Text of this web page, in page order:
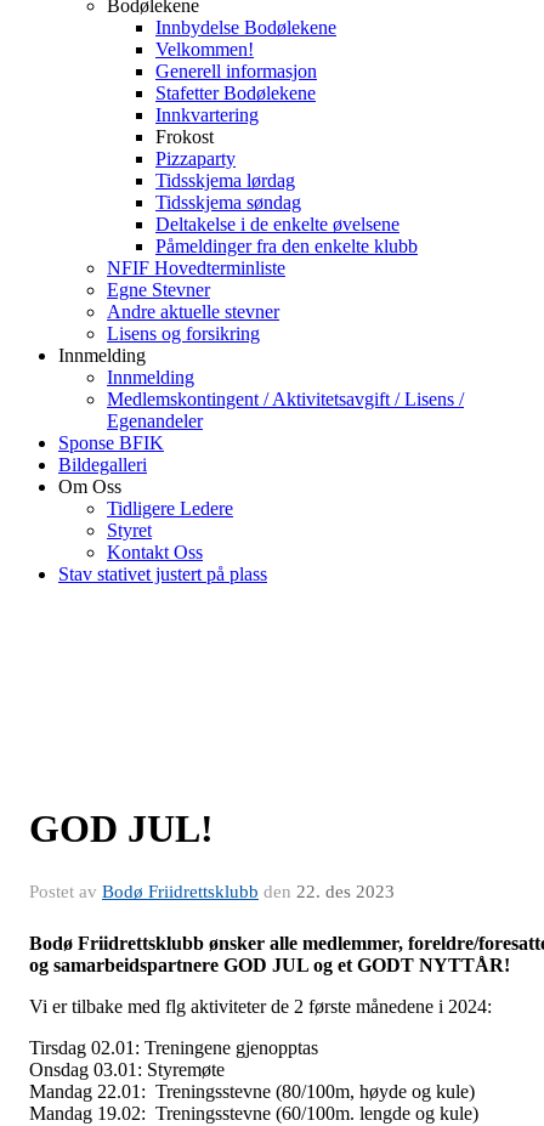
Bodølekene
Innbydelse Bodølekene
Velkommen!
Generell informasjon
Stafetter Bodølekene
Innkvartering
Frokost
Pizzaparty
Tidsskjema lørdag
Tidsskjema søndag
Deltakelse i de enkelte øvelsene
Påmeldinger fra den enkelte klubb
NFIF Hovedterminliste
Egne Stevner
Andre aktuelle stevner
Lisens og forsikring
Innmelding
Innmelding
Medlemskontingent / Aktivitetsavgift / Lisens /
Egenandeler
Sponse BFIK
Bildegalleri
Om Oss
Tidligere Ledere
Styret
Kontakt Oss
Stav stativet justert på plass
GOD JUL!
Postet av Bodø Friidrettsklubb den 22. des 2023
Bodø Friidrettsklubb ønsker alle medlemmer, foreldre/
og samarbeidspartnere GOD JUL og et GODT NYTTÅR!
Vi er tilbake med flg aktiviteter de 2 første månedene i 2024:
Tirsdag 02.01: Treningene gjenopptas
Onsdag 03.01: Styremøte
Mandag 22.01: Treningsstevne (80/100m, høyde og kule)
Mandag 19.02: Treningsstevne (60/100m. lengde og kule)